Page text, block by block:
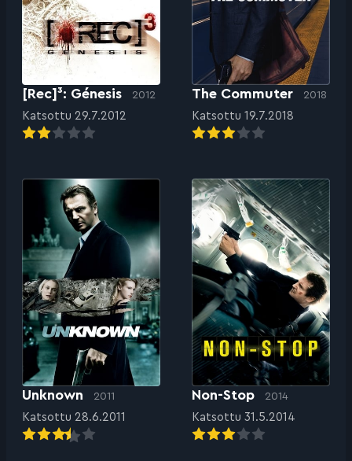
[Rec]³: Génesis 2012
Katsottu 29.7.2012
The Commuter 2018
Katsottu 19.7.2018
Unknown 2011
Katsottu 28.6.2011
Non-Stop 2014
Katsottu 31.5.2014